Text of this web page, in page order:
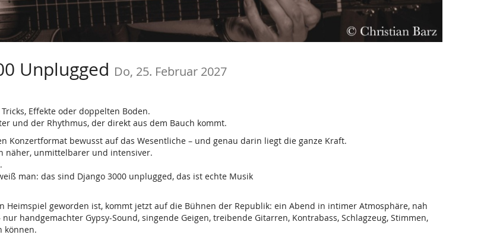
Unplugged Do, 25. Februar 2027
Effekte oder doppelten Boden.
und der Rhythmus, der direkt aus dem Bauch kommt.
Konzertformat bewusst auf das Wesentliche – und genau darin liegt die ganze Kraft.
näher, unmittelbarer und intensiver.
man: das sind Django 3000 unplugged, das ist echte Musik
Heimspiel geworden ist, kommt jetzt auf die Bühnen der Republik: ein Abend in intimer Atmosphäre, nah
handgemachter Gypsy-Sound, singende Geigen, treibende Gitarren, Kontrabass, Schlagzeug, Stimmen,
können.